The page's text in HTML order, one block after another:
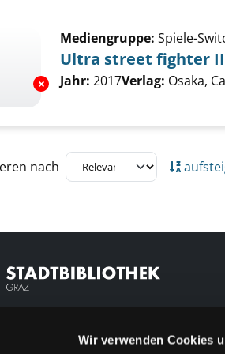
Wir verwenden Cookies
Exemplar-Details von Ultra
Mediengruppe: Spiele-
Ultra street fighter
Suche nach diesem
Jahr: 2017Verlag: Osaka,
Suchfiltern springen
nach
Feedback